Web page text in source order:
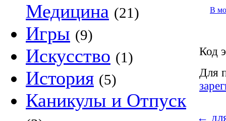
Медицина (21)
Игры (9)
Искусство (1)
История (5)
Каникулы и Отпуск
В
Код
Для
←